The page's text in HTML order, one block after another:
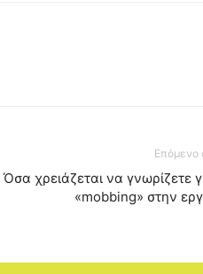
Επόμενο
Όσα χρειάζεται να γνωρίζετε
«mobbing» στην